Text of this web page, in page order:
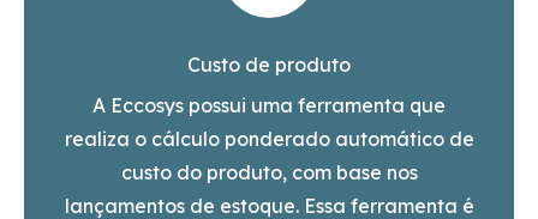
Custo de produto
A Eccosys possui uma ferramenta que
realiza o cálculo ponderado automático de
custo do produto, com base nos
lançamentos de estoque. Essa ferramenta é